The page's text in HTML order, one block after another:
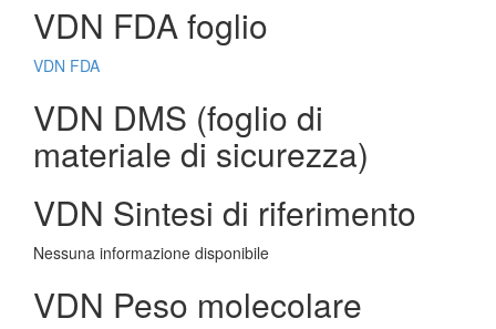
VDN FDA foglio
VDN FDA
VDN DMS (foglio di
materiale di sicurezza)
VDN Sintesi di riferimento
Nessuna informazione disponibile
VDN Peso molecolare